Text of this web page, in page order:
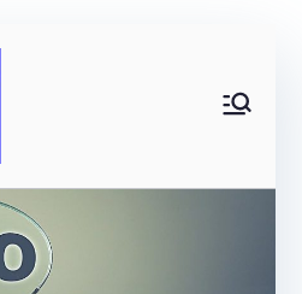
网站排名优
化顾问|一